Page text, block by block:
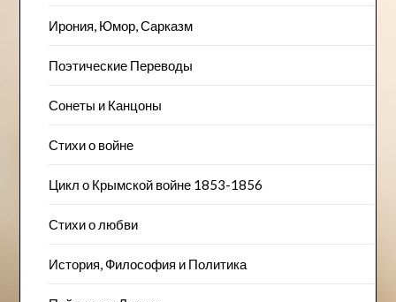
Ирония, Юмор, Сарказм
Поэтические Переводы
Сонеты и Канцоны
Стихи о войне
Цикл о Крымской войне 1853-1856
Стихи о любви
История, Философия и Политика